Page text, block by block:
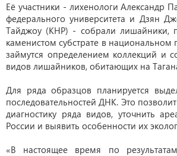
Её участники - лихенологи Александр
федерального университета и Дзян
Тайджоу (КНР) - собрали лишайники,
каменистом субстрате в национальном
займутся определением коллекций и
видов лишайников, обитающих на
Для ряда образцов планируется
последовательностей ДНК. Это
диагностику ряда видов, уточнить
России и выявить особенности их
«В настоящее время по